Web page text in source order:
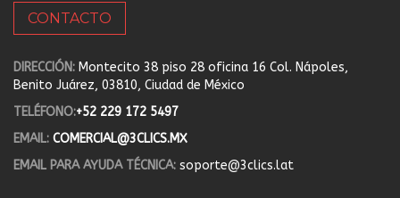
CONTACTO
DIRECCIÓN: Montecito 38 piso 28 oficina 16 Col. Nápoles,
Benito Juárez, 03810, Ciudad de México
TELÉFONO:+52 229 172 5497
EMAIL: COMERCIAL@3CLICS.MX
EMAIL PARA AYUDA TÉCNICA: soporte@3clics.lat